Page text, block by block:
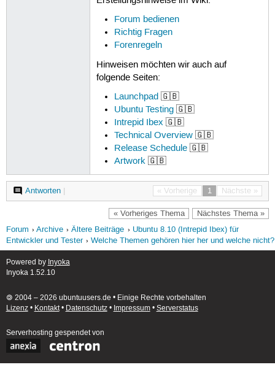
Forum bedienen
Richtig Fragen
Forenregeln
Hinweisen möchten wir auch auf
folgende Seiten:
Launchpad 🇬🇧
Ubuntu Testing 🇬🇧
Intrepid Ibex 🇬🇧
Technical Overview 🇬🇧
Release Schedule 🇬🇧
Artwork 🇬🇧
« Vorherige 1 Nächste »
Antworten|
« Vorheriges Thema Nächstes Thema »
Forum Archive Ältere Beiträge
Ubuntu 8.10 (Intrepid Ibex) für
Entwickler und Tester
Welche Themen gehören hier her und welche nicht?
Powered by Inyoka
Inyoka 1.52.10
🄯 2004 – 2026 ubuntuusers.de • Einige Rechte vorbehalten
Lizenz• Kontakt• Datenschutz• Impressum• Serverstatus
Serverhosting gespendet von